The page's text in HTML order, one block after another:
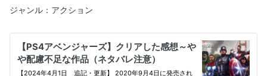
ジャンル：アクション